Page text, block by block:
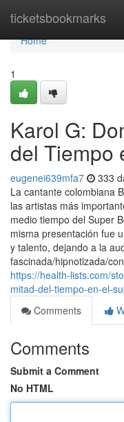
ticketsbookmarks
Home
Home
1
Karol G:
del Tiempo
eugenei639mfa7 333
La cantante colombiana
las artistas más
medio tiempo del Super
misma presentación fue
y talento, dejando a la
fascinada/hipnotizada/
https://health-lists.com/
mitad-del-tiempo-en-el-
Comments
Comments
Submit a Comment
No HTML